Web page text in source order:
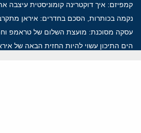
קמפיזם: איך דוקטרינה קומוניסטית עיצבה
נקמה בכותרות, הסכם בחדרים: איראן
עסקה מסוכנת: מועצת השלום של טראמפ
הים התיכון עשוי להיות החזית הבאה של